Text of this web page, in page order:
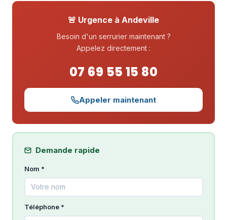
🚨 Urgence à Andeville
Besoin d'un serrurier maintenant ?
Appelez directement :
07 69 55 15 80
Appeler maintenant
Demande rapide
Nom *
Téléphone *